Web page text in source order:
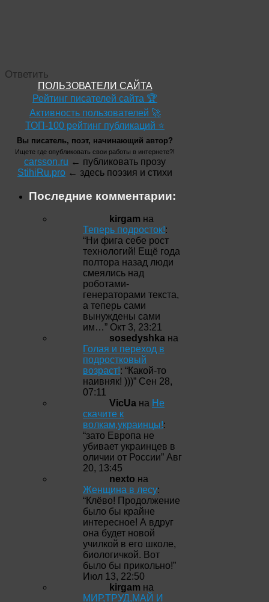
Ответить
ПОЛЬЗОВАТЕЛИ САЙТА
Рейтинг писателей сайта 🏆
Активность пользователей 🚀
ТОП-100 рейтинг публикаций ⭐
Вы писатель, поэт, начинающий автор?
Ищете где опубликовать свои работы в интернете?!
carsson.ru ← публиковать прозу
StihiRu.pro ← здесь поэзия и стихи
Последние комментарии:
kirgam на
Теперь подросток!:
“Ни фига себе рост
технологий! Ещё года
полтора назад люди
смеялись над
роботами-
генераторами текста,
а теперь сами
вынуждены сами
им…” Окт 3, 23:21
sosedyshka на
Голая и переход в
подростковый
возраст!: “Какой-то
наивняк! )))” Сен 28,
07:11
VicUa на Не
скачите к
волкам,украинцы!:
“зато Европа не
убивает украинцев в
оличии от России” Авг
20, 13:45
nexto на
Женщина в лесу:
“Клёво! Продолжение
было бы крайне
интересное! А вдруг
она будет новой
училкой в его школе,
биологичкой. Вот
было бы прикольно!”
Июл 13, 22:50
kirgam на
МИР,ТРУД,МАЙ И